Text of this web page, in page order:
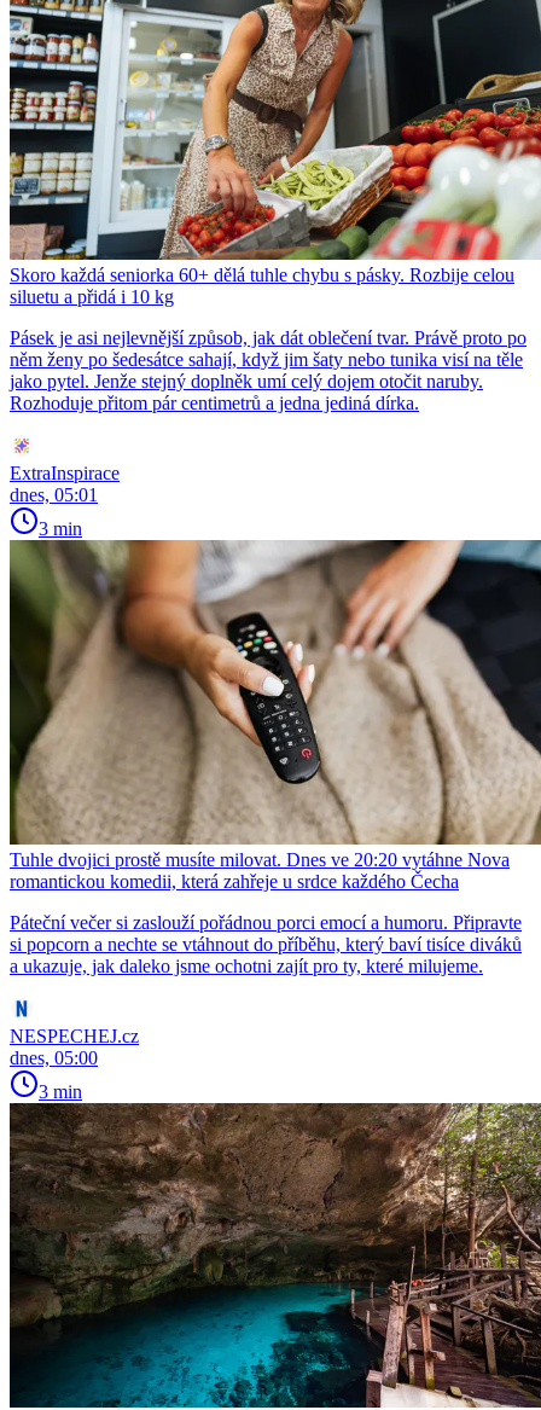
Skoro každá seniorka 60+ dělá tuhle chybu s pásky. Rozbije celou
siluetu a přidá i 10 kg
Pásek je asi nejlevnější způsob, jak dát oblečení tvar. Právě proto po
něm ženy po šedesátce sahají, když jim šaty nebo tunika visí na těle
jako pytel. Jenže stejný doplněk umí celý dojem otočit naruby.
Rozhoduje přitom pár centimetrů a jedna jediná dírka.
ExtraInspirace
dnes, 05:01
3 min
Tuhle dvojici prostě musíte milovat. Dnes ve 20:20 vytáhne Nova
romantickou komedii, která zahřeje u srdce každého Čecha
Páteční večer si zaslouží pořádnou porci emocí a humoru. Připravte
si popcorn a nechte se vtáhnout do příběhu, který baví tisíce diváků
a ukazuje, jak daleko jsme ochotni zajít pro ty, které milujeme.
NESPECHEJ.cz
dnes, 05:00
3 min